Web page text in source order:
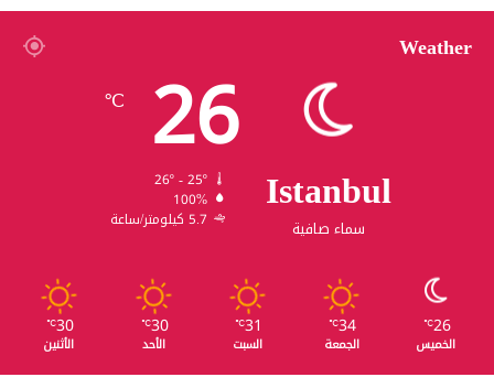
Weather
Istanbul
سماء صافية
26
℃
26º - 25º
100%
5.7 كيلومتر/ساعة
26
℃
الخميس
34
℃
الجمعة
31
℃
السبت
30
℃
الأحد
30
℃
الأثنين